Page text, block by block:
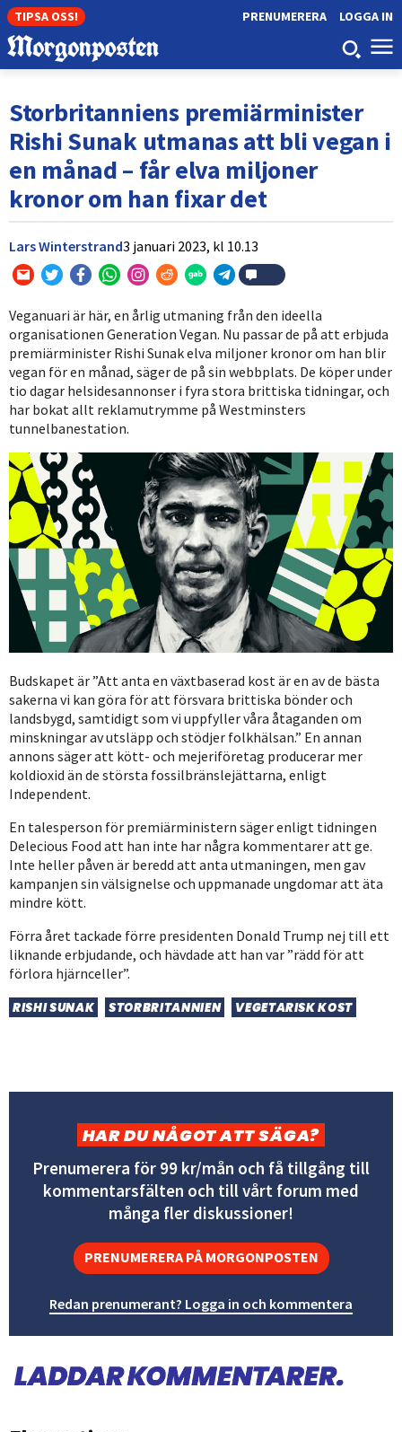
TIPSA OSS! LOGGA IN
PRENUMERERA
Storbritanniens premiärminister
Rishi Sunak utmanas att bli vegan i
en månad – får elva miljoner
kronor om han fixar det
Lars Winterstrand3 januari 2023, kl 10.13
Veganuari är här, en årlig utmaning från den ideella
organisationen Generation Vegan. Nu passar de på att erbjuda
premiärminister Rishi Sunak elva miljoner kronor om han blir
vegan för en månad, säger de på sin webbplats. De köper under
tio dagar helsidesannonser i fyra stora brittiska tidningar, och
har bokat allt reklamutrymme på Westminsters
tunnelbanestation.
Budskapet är ”Att anta en växtbaserad kost är en av de bästa
sakerna vi kan göra för att försvara brittiska bönder och
landsbygd, samtidigt som vi uppfyller våra åtaganden om
minskningar av utsläpp och stödjer folkhälsan.” En annan
annons säger att kött- och mejeriföretag producerar mer
koldioxid än de största fossilbränslejättarna, enligt
Independent.
En talesperson för premiärministern säger enligt tidningen
Delecious Food att han inte har några kommentarer att ge.
Inte heller påven är beredd att anta utmaningen, men gav
kampanjen sin välsignelse och uppmanade ungdomar att äta
mindre kött.
Förra året tackade förre presidenten Donald Trump nej till ett
liknande erbjudande, och hävdade att han var ”rädd för att
förlora hjärnceller”.
RISHI SUNAK STORBRITANNIEN VEGETARISK KOST
HAR DU NÅGOT ATT SÄGA?
Prenumerera för 99 kr/mån och få tillgång till
kommentarsfälten och till vårt forum med
många fler diskussioner!
PRENUMERERA PÅ MORGONPOSTEN
Redan prenumerant? Logga in och kommentera